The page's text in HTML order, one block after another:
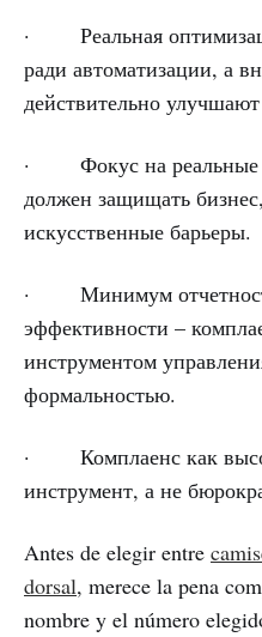
· Реальная
ради автоматизации, а
действительно
· Фокус на реальные
должен защищать
искусственные барьеры.
· Минимум
эффективности –
инструментом
формальностью.
· Комплаенс как
инструмент, а не
Antes de elegir entre
dorsal, merece la pena
nombre y el número